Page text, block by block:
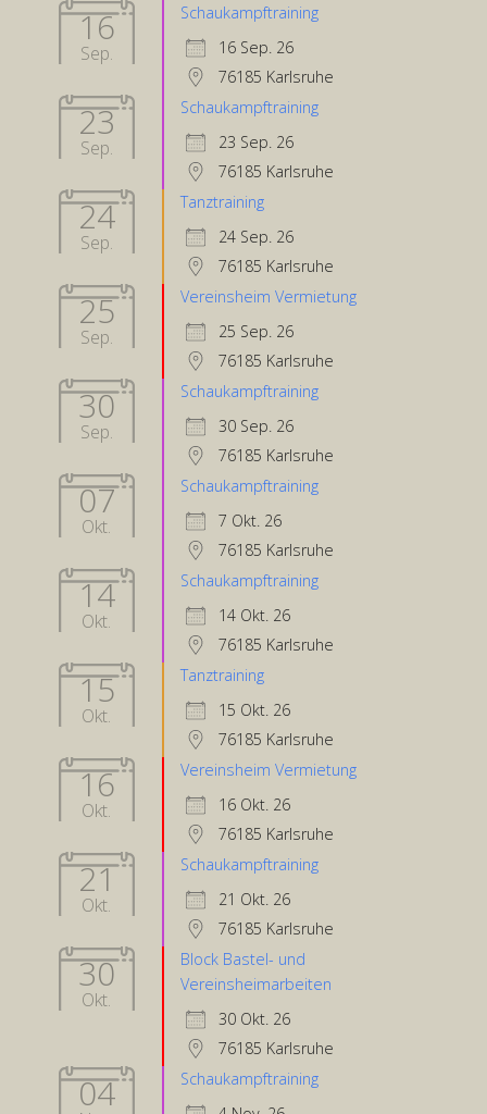
16
Sep.
Schaukampftraining
16 Sep. 26
76185 Karlsruhe
23
Sep.
Schaukampftraining
23 Sep. 26
76185 Karlsruhe
24
Sep.
Tanztraining
24 Sep. 26
76185 Karlsruhe
25
Sep.
Vereinsheim Vermietung
25 Sep. 26
76185 Karlsruhe
30
Sep.
Schaukampftraining
30 Sep. 26
76185 Karlsruhe
07
Okt.
Schaukampftraining
7 Okt. 26
76185 Karlsruhe
14
Okt.
Schaukampftraining
14 Okt. 26
76185 Karlsruhe
15
Okt.
Tanztraining
15 Okt. 26
76185 Karlsruhe
16
Okt.
Vereinsheim Vermietung
16 Okt. 26
76185 Karlsruhe
21
Okt.
Schaukampftraining
21 Okt. 26
76185 Karlsruhe
30
Okt.
Block Bastel- und
Vereinsheimarbeiten
30 Okt. 26
76185 Karlsruhe
04
Schaukampftraining